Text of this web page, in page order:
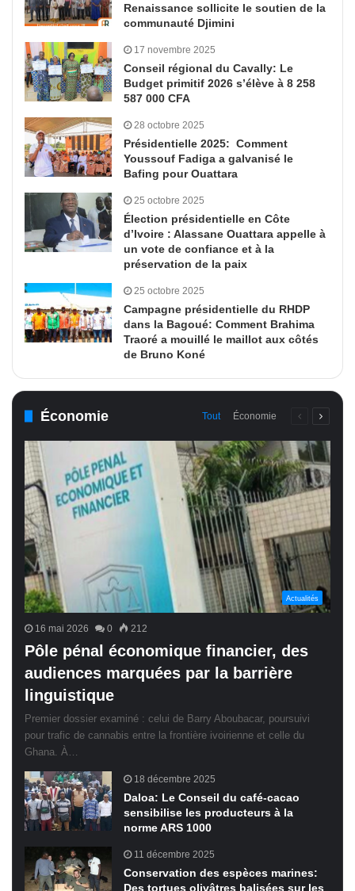
Renaissance sollicite le soutien de la
communauté Djimini
17 novembre 2025
Conseil régional du Cavally: Le
Budget primitif 2026 s’élève à 8 258
587 000 CFA
28 octobre 2025
Présidentielle 2025: Comment
Youssouf Fadiga a galvanisé le
Bafing pour Ouattara
25 octobre 2025
Élection présidentielle en Côte
d’Ivoire : Alassane Ouattara appelle à
un vote de confiance et à la
préservation de la paix
25 octobre 2025
Campagne présidentielle du RHDP
dans la Bagoué: Comment Brahima
Traoré a mouillé le maillot aux côtés
de Bruno Koné
Économie Tout Économie
PagePage
Actualités
16 mai 2026 0 212
Pôle pénal économique financier, des
audiences marquées par la barrière
linguistique
Premier dossier examiné : celui de Barry Aboubacar, poursuivi
pour trafic de cannabis entre la frontière ivoirienne et celle du
Ghana. À…
18 décembre 2025
Daloa: Le Conseil du café-cacao
sensibilise les producteurs à la
norme ARS 1000
11 décembre 2025
Conservation des espèces marines:
Des tortues olivâtres balisées sur les